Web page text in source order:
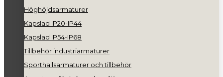
Höghöjdsarmaturer
Kapslad IP20-IP44
Kapslad IP54-IP68
Tillbehör industriarmaturer
Sporthallsarmaturer och tillbehör